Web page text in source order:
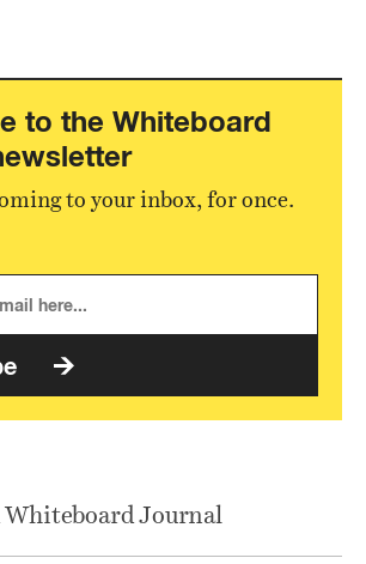
to the Whiteboard
to your inbox, for once.
Whiteboard Journal